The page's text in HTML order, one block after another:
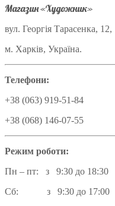
Магазин «Художник»
вул. Георгія Тарасенка, 12,
м. Харків, Україна.
Телефони:
+38 (063) 919-51-84
+38 (068) 146-07-55
Режим роботи:
Пн – пт: з 9:30 до 18:30
Сб: з 9:30 до 17:00